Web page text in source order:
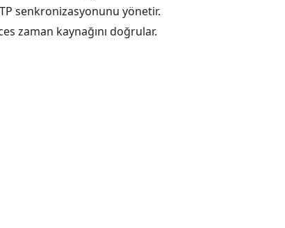
senkronizasyonunu yönetir.
zaman kaynağını doğrular.